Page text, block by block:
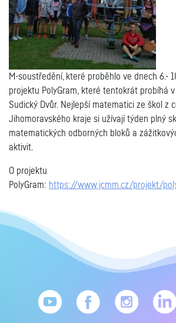
M-soustředění, které proběhlo ve dnech 6.-
projektu PolyGram, které tentokrát probíhá
Sudický Dvůr. Nejlepší matematici ze škol z
Jihomoravského kraje si užívají týden plný
matematických odborných bloků a
aktivit.
O projektu
PolyGram: https://www.jcmm.cz/projekt/